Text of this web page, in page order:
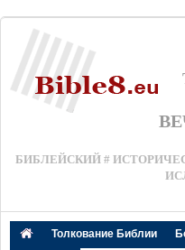
БИБЛЕЙСКИЙ #
Толкование Библии